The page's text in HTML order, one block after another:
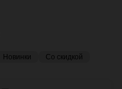
Новинки Со скидкой